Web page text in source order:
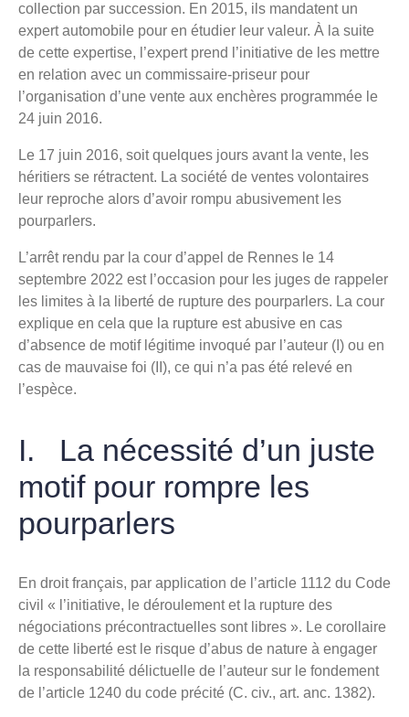
collection par succession. En 2015, ils mandatent un
expert automobile pour en étudier leur valeur. À la suite
de cette expertise, l’expert prend l’initiative de les mettre
en relation avec un commissaire-priseur pour
l’organisation d’une vente aux enchères programmée le
24 juin 2016.
Le 17 juin 2016, soit quelques jours avant la vente, les
héritiers se rétractent. La société de ventes volontaires
leur reproche alors d’avoir rompu abusivement les
pourparlers.
L’arrêt rendu par la cour d’appel de Rennes le 14
septembre 2022 est l’occasion pour les juges de rappeler
les limites à la liberté de rupture des pourparlers. La cour
explique en cela que la rupture est abusive en cas
d’absence de motif légitime invoqué par l’auteur (I) ou en
cas de mauvaise foi (II), ce qui n’a pas été relevé en
l’espèce.
I. La nécessité d’un juste
motif pour rompre les
pourparlers
En droit français, par application de l’article 1112 du Code
civil « l’initiative, le déroulement et la rupture des
négociations précontractuelles sont libres ». Le corollaire
de cette liberté est le risque d’abus de nature à engager
la responsabilité délictuelle de l’auteur sur le fondement
de l’article 1240 du code précité (C. civ., art. anc. 1382).